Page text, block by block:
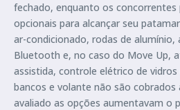
fechado, enquanto os concorrentes
opcionais para alcançar seu
ar-condicionado, rodas de alumínio,
Bluetooth e, no caso do Move Up,
assistida, controle elétrico de
bancos e volante não são
avaliado as opções aumentavam o